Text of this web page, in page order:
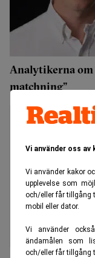
Vi använder oss av
Vi använder kakor
upplevelse som
och/eller får tillgång
mobil eller dator.
Vi använder
ändamålen som
och/eller får tillgång
Analytikerna
matchning”